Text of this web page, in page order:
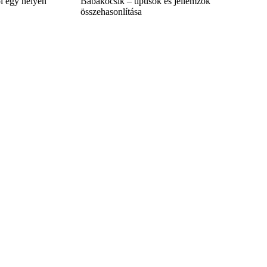
összehasonlítása